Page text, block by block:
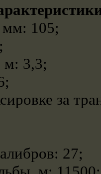
мм: 105;
м: 3,3;
за
27;